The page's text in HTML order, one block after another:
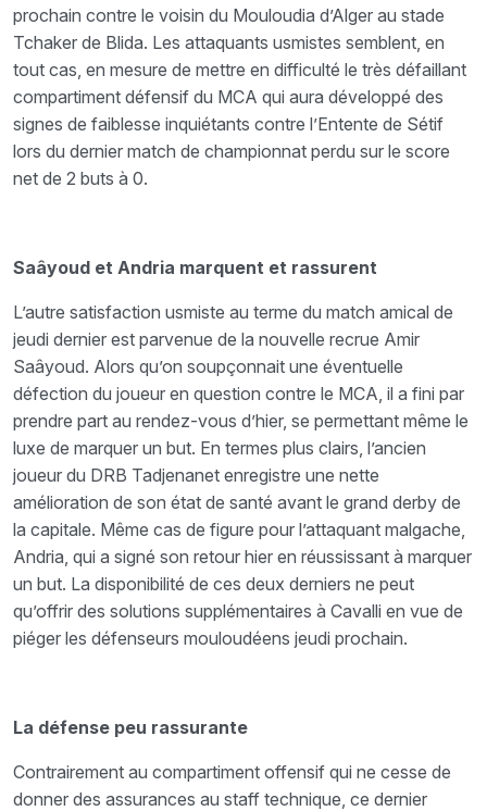
prochain contre le voisin du Mouloudia d’Alger au stade
Tchaker de Blida. Les attaquants usmistes semblent, en
tout cas, en mesure de mettre en difficulté le très défaillant
compartiment défensif du MCA qui aura développé des
signes de faiblesse inquiétants contre l’Entente de Sétif
lors du dernier match de championnat perdu sur le score
net de 2 buts à 0.
Saâyoud et Andria marquent et rassurent
L’autre satisfaction usmiste au terme du match amical de
jeudi dernier est parvenue de la nouvelle recrue Amir
Saâyoud. Alors qu’on soupçonnait une éventuelle
défection du joueur en question contre le MCA, il a fini par
prendre part au rendez-vous d’hier, se permettant même le
luxe de marquer un but. En termes plus clairs, l’ancien
joueur du DRB Tadjenanet enregistre une nette
amélioration de son état de santé avant le grand derby de
la capitale. Même cas de figure pour l’attaquant malgache,
Andria, qui a signé son retour hier en réussissant à marquer
un but. La disponibilité de ces deux derniers ne peut
qu’offrir des solutions supplémentaires à Cavalli en vue de
piéger les défenseurs mouloudéens jeudi prochain.
La défense peu rassurante
Contrairement au compartiment offensif qui ne cesse de
donner des assurances au staff technique, ce dernier